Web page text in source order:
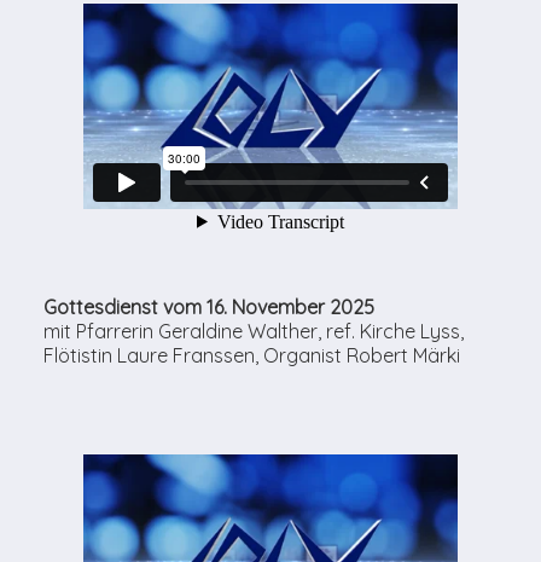
Gottesdienst vom 16. November 2025
mit Pfarrerin Geraldine Walther, ref. Kirche Lyss,
Flötistin Laure Franssen, Organist Robert Märki